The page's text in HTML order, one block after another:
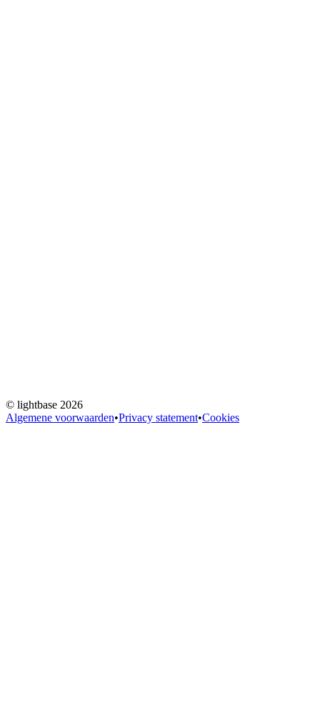
© lightbase 2026
Algemene voorwaarden•Privacy statement•Cookies